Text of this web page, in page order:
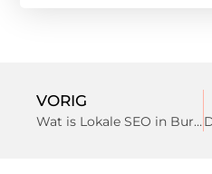
VORIG
Wat is Lokale SEO in Burgh-Haamstede? : Alles wat je moet weten